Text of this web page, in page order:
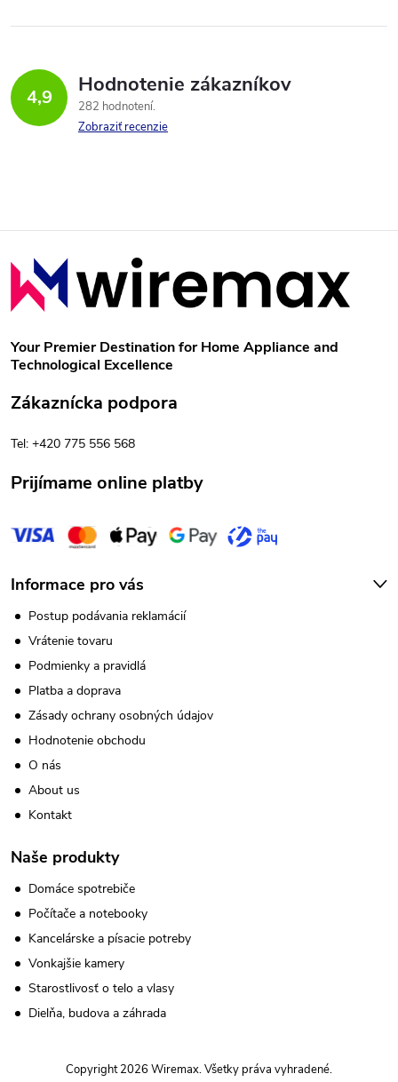
4,9 Hodnotenie zákazníkov
282 hodnotení
Zobraziť recenzie
Z
á
p
ä
t
e
Your Premier Destination for Home Appliance and
Technological Excellence
Zákaznícka podpora
Tel: +420 775 556 568
Prijímame online platby
Informace pro vás
Postup podávania reklamácií
Vrátenie tovaru
Podmienky a pravidlá
Platba a doprava
Zásady ochrany osobných údajov
Hodnotenie obchodu
O nás
About us
Kontakt
Naše produkty
Domáce spotrebiče
Počítače a notebooky
Kancelárske a písacie potreby
Vonkajšie kamery
Starostlivosť o telo a vlasy
Dielňa, budova a záhrada
Copyright 2026Wiremax. Všetky práva vyhradené.